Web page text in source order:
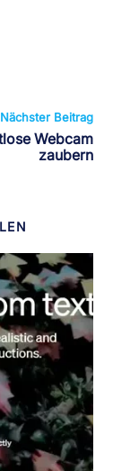
Nächster Beitrag
Webcam
zaubern